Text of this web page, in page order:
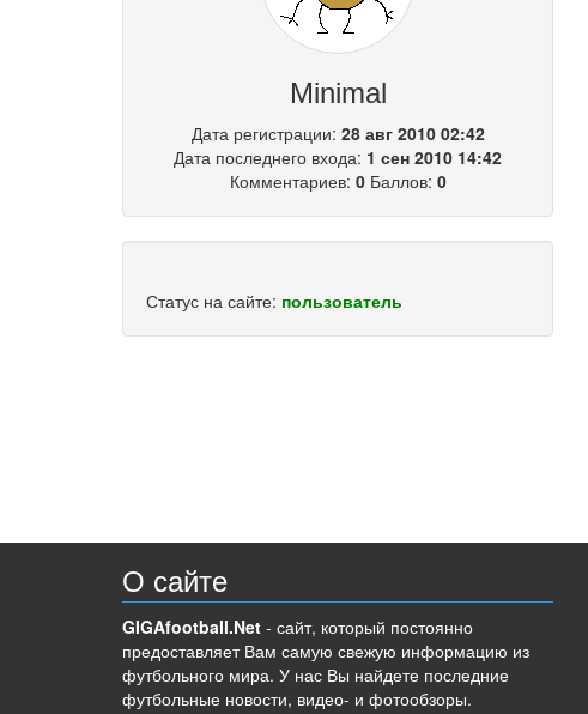
Minimal
Дата регистрации: 28 авг 2010 02:42
Дата последнего входа: 1 сен 2010 14:42
Комментариев: 0Баллов: 0
Статус на сайте: пользователь
О сайте
GIGAfootball.Net - сайт, который постоянно
предоставляет Вам самую свежую информацию из
футбольного мира. У нас Вы найдете последние
футбольные новости, видео- и фотообзоры.